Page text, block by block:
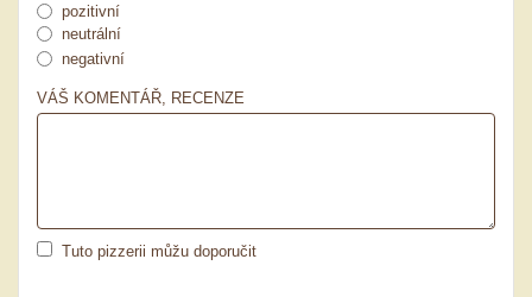
pozitivní
neutrální
negativní
VÁŠ KOMENTÁŘ, RECENZE
Tuto pizzerii můžu doporučit